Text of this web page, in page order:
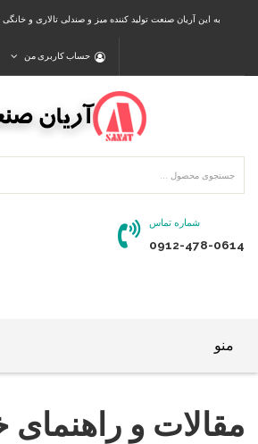
به این آریان صنعت تولید کننده میز و صندلی تالاری و
حساب کاربری من
شماره تماس
0912-478-0614
منو
فروشگاه
مقالات و راهنمای